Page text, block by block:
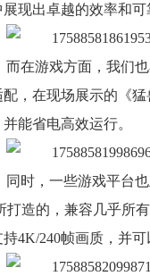
现出卓越的效率和可
而在游戏方面，我们
配，在现场展示的《
并能省电高效运行。
同时，一些游戏平台
打造的，兼容几乎所
持4K/240帧画质，并